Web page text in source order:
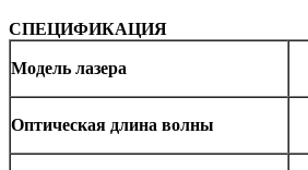
СПЕЦИФИКАЦИЯ
Модель лазера
Оптическая длина волны